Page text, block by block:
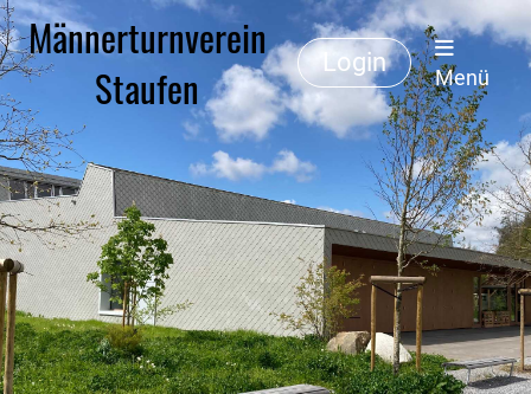
Männerturnverein
Staufen
Login
Menü